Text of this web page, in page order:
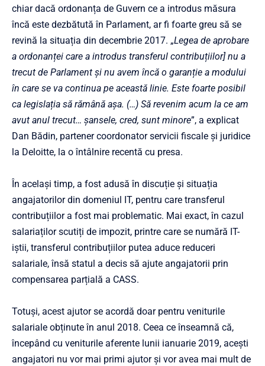
chiar dacă ordonanța de Guvern ce a introdus măsura
încă este dezbătută în Parlament, ar fi foarte greu să se
revină la situația din decembrie 2017. „Legea de aprobare
a ordonanței care a introdus transferul contribuțiilor] nu a
trecut de Parlament și nu avem încă o garanție a modului
în care se va continua pe această linie. Este foarte posibil
ca legislația să rămână așa. (…) Să revenim acum la ce am
avut anul trecut… șansele, cred, sunt minore”, a explicat
Dan Bădin, partener coordonator servicii fiscale și juridice
la Deloitte, la o întâlnire recentă cu presa.
În același timp, a fost adusă în discuție și situația
angajatorilor din domeniul IT, pentru care transferul
contribuțiilor a fost mai problematic. Mai exact, în cazul
salariaților scutiți de impozit, printre care se numără IT-
iștii, transferul contribuțiilor putea aduce reduceri
salariale, însă statul a decis să ajute angajatorii prin
compensarea parțială a CASS.
Totuși, acest ajutor se acordă doar pentru veniturile
salariale obținute în anul 2018. Ceea ce înseamnă că,
începând cu veniturile aferente lunii ianuarie 2019, acești
angajatori nu vor mai primi ajutor și vor avea mai mult de